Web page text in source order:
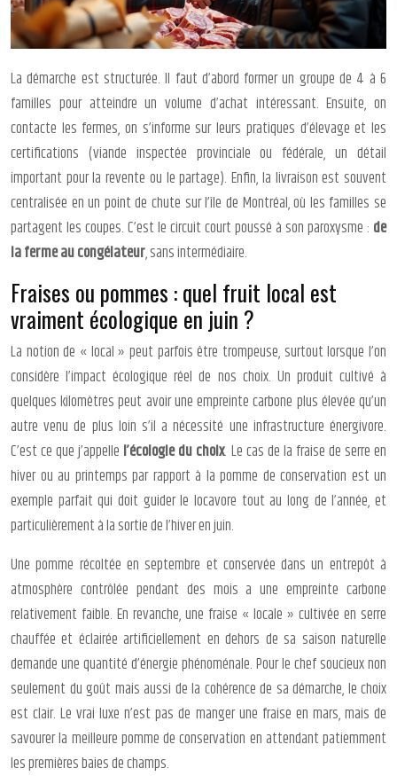
La démarche est structurée. Il faut d’abord former un groupe de 4 à 6
familles pour atteindre un volume d’achat intéressant. Ensuite, on
contacte les fermes, on s’informe sur leurs pratiques d’élevage et les
certifications (viande inspectée provinciale ou fédérale, un détail
important pour la revente ou le partage). Enfin, la livraison est souvent
centralisée en un point de chute sur l’île de Montréal, où les familles se
partagent les coupes. C’est le circuit court poussé à son paroxysme : de
la ferme au congélateur, sans intermédiaire.
Fraises ou pommes : quel fruit local est
vraiment écologique en juin ?
La notion de « local » peut parfois être trompeuse, surtout lorsque l’on
considère l’impact écologique réel de nos choix. Un produit cultivé à
quelques kilomètres peut avoir une empreinte carbone plus élevée qu’un
autre venu de plus loin s’il a nécessité une infrastructure énergivore.
C’est ce que j’appelle l’écologie du choix. Le cas de la fraise de serre en
hiver ou au printemps par rapport à la pomme de conservation est un
exemple parfait qui doit guider le locavore tout au long de l’année, et
particulièrement à la sortie de l’hiver en juin.
Une pomme récoltée en septembre et conservée dans un entrepôt à
atmosphère contrôlée pendant des mois a une empreinte carbone
relativement faible. En revanche, une fraise « locale » cultivée en serre
chauffée et éclairée artificiellement en dehors de sa saison naturelle
demande une quantité d’énergie phénoménale. Pour le chef soucieux non
seulement du goût mais aussi de la cohérence de sa démarche, le choix
est clair. Le vrai luxe n’est pas de manger une fraise en mars, mais de
savourer la meilleure pomme de conservation en attendant patiemment
les premières baies de champs.